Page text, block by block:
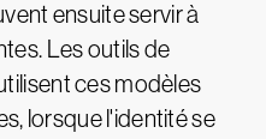
ensuite servir à
Les outils de
ces modèles
lorsque l'identité se